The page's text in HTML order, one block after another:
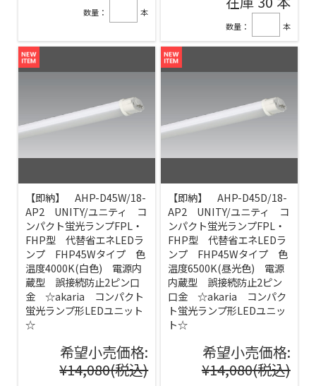
数量： 本
数量： 本
【即納】 AHP-D45W/18-
AP2 UNITY/ユニティ コ
ンパクト蛍光ランプFPL・
FHP型 代替省エネLEDラ
ンプ FHP45Wタイプ 色
温度4000K(白色) 電源内
蔵型 誤接続防止2ピン口
金 ☆akaria コンパクト
蛍光ランプ形LEDユニット
☆
希望小売価格:
¥14,080(税込)
【即納】 AHP-D45D/18-
AP2 UNITY/ユニティ コ
ンパクト蛍光ランプFPL・
FHP型 代替省エネLEDラ
ンプ FHP45Wタイプ 色
温度6500K(昼光色) 電源
内蔵型 誤接続防止2ピン
口金 ☆akaria コンパク
ト蛍光ランプ形LEDユニッ
ト☆
希望小売価格:
¥14,080(税込)